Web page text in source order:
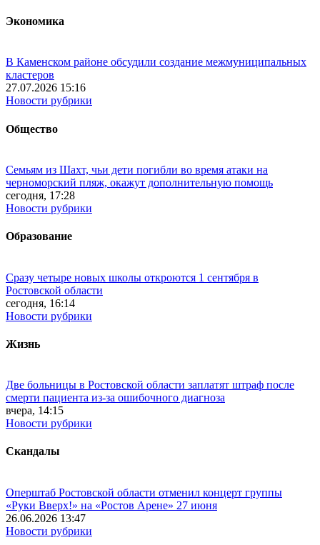
Экономика
В Каменском районе обсудили создание межмуниципальных
кластеров
27.07.2026 15:16
Новости рубрики
Общество
Семьям из Шахт, чьи дети погибли во время атаки на
черноморский пляж, окажут дополнительную помощь
сегодня, 17:28
Новости рубрики
Образование
Сразу четыре новых школы откроются 1 сентября в
Ростовской области
сегодня, 16:14
Новости рубрики
Жизнь
Две больницы в Ростовской области заплатят штраф после
смерти пациента из-за ошибочного диагноза
вчера, 14:15
Новости рубрики
Скандалы
Оперштаб Ростовской области отменил концерт группы
«Руки Вверх!» на «Ростов Арене» 27 июня
26.06.2026 13:47
Новости рубрики